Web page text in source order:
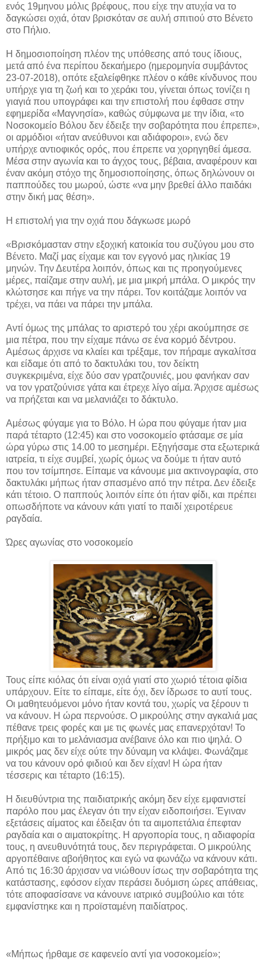
ενός 19μηνου μόλις βρέφους, που είχε την ατυχία να το
δαγκώσει οχιά, όταν βρισκόταν σε αυλή σπιτιού στο Βένετο
στο Πήλιο.
Η δημοσιοποίηση πλέον της υπόθεσης από τους ίδιους,
μετά από ένα περίπου δεκαήμερο (ημερομηνία συμβάντος
23-07-2018), οπότε εξαλείφθηκε πλέον ο κάθε κίνδυνος που
υπήρχε για τη ζωή και το χεράκι του, γίνεται όπως τονίζει η
γιαγιά που υπογράφει και την επιστολή που έφθασε στην
εφημερίδα «Μαγνησία», καθώς σύμφωνα με την ίδια, «το
Νοσοκομείο Βόλου δεν έδειξε την σοβαρότητα που έπρεπε»,
οι αρμόδιοι «ήταν ανεύθυνοι και αδιάφοροι», ενώ δεν
υπήρχε αντιοφικός ορός, που έπρεπε να χορηγηθεί άμεσα.
Μέσα στην αγωνία και το άγχος τους, βέβαια, αναφέρουν και
έναν ακόμη στόχο της δημοσιοποίησης, όπως δηλώνουν οι
παππούδες του μωρού, ώστε «να μην βρεθεί άλλο παιδάκι
στην δική μας θέση».
Η επιστολή για την οχιά που δάγκωσε μωρό
«Βρισκόμασταν στην εξοχική κατοικία του συζύγου μου στο
Βένετο. Μαζί μας είχαμε και τον εγγονό μας ηλικίας 19
μηνών. Την Δευτέρα λοιπόν, όπως και τις προηγούμενες
μέρες, παίζαμε στην αυλή, με μια μικρή μπάλα. Ο μικρός την
κλώτσησε και πήγε να την πάρει. Τον κοιτάζαμε λοιπόν να
τρέχει, να πάει να πάρει την μπάλα.
Αντί όμως της μπάλας το αριστερό του χέρι ακούμπησε σε
μια πέτρα, που την είχαμε πάνω σε ένα κορμό δέντρου.
Αμέσως άρχισε να κλαίει και τρέξαμε, τον πήραμε αγκαλίτσα
και είδαμε ότι από το δακτυλάκι του, τον δείκτη
συγκεκριμένα, είχε δύο σαν γρατζουνιές, μου φανήκαν σαν
να τον γρατζούνισε γάτα και έτρεχε λίγο αίμα. Άρχισε αμέσως
να πρήζεται και να μελανιάζει το δάκτυλο.
Αμέσως φύγαμε για το Bόλο. Η ώρα που φύγαμε ήταν μια
παρά τέταρτο (12:45) και στο νοσοκομείο φτάσαμε σε μία
ώρα γύρω στις 14.00 το μεσημέρι. Εξηγήσαμε στα εξωτερικά
ιατρεία, τι είχε συμβεί, χωρίς όμως να δούμε τι ήταν αυτό
που τον τσίμπησε. Είπαμε να κάνουμε μια ακτινογραφία, στο
δακτυλάκι μήπως ήταν σπασμένο από την πέτρα. Δεν έδειξε
κάτι τέτοιο. Ο παππούς λοιπόν είπε ότι ήταν φίδι, και πρέπει
οπωσδήποτε να κάνουν κάτι γιατί το παιδί χειροτέρευε
ραγδαία.
Ώρες αγωνίας στο νοσοκομείο
Τους είπε κιόλας ότι είναι οχιά γιατί στο χωριό τέτοια φίδια
υπάρχουν. Είτε το είπαμε, είτε όχι, δεν ίδρωσε το αυτί τους.
Οι μαθητευόμενοι μόνο ήταν κοντά του, χωρίς να ξέρουν τι
να κάνουν. Η ώρα περνούσε. Ο μικρούλης στην αγκαλιά μας
πέθανε τρεις φορές και με τις φωνές μας επανερχόταν! Το
πρήξιμο και το μελάνιασμα ανέβαινε όλο και πιο ψηλά. Ο
μικρός μας δεν είχε ούτε την δύναμη να κλάψει. Φωνάζαμε
να του κάνουν ορό φιδιού και δεν είχαν! Η ώρα ήταν
τέσσερις και τέταρτο (16:15).
Η διευθύντρια της παιδιατρικής ακόμη δεν είχε εμφανιστεί
παρόλο που μας έλεγαν ότι την είχαν ειδοποιήσει. Έγιναν
εξετάσεις αίματος και έδειξαν ότι τα αιμοπετάλια έπεφταν
ραγδαία και ο αιματοκρίτης. Η αργοπορία τους, η αδιαφορία
τους, η ανευθυνότητά τους, δεν περιγράφεται. Ο μικρούλης
αργοπέθαινε αβοήθητος και εγώ να φωνάζω να κάνουν κάτι.
Από τις 16:30 άρχισαν να νιώθουν ίσως την σοβαρότητα της
κατάστασης, εφόσον είχαν περάσει δυόμιση ώρες απάθειας,
τότε αποφασίσανε να κάνουνε ιατρικό συμβούλιο και τότε
εμφανίστηκε και η προϊσταμένη παιδίατρος.
«Μήπως ήρθαμε σε καφενείο αντί για νοσοκομείο»;